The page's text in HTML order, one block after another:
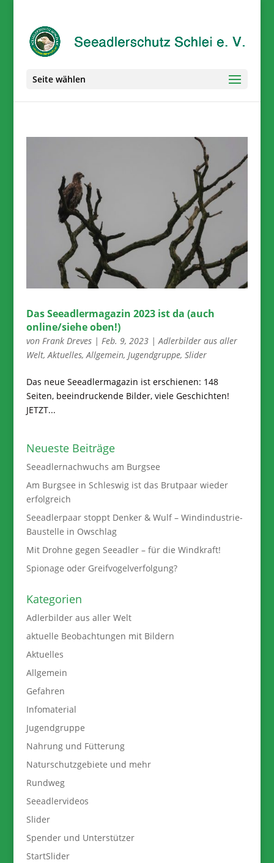
Seite wählen
Das Seeadlermagazin 2023 ist da (auch
online/siehe oben!)
von Frank Dreves| Feb. 9, 2023|Adlerbilder aus aller
Welt,Aktuelles,Allgemein, Jugendgruppe, Slider
Das neue Seeadlermagazin ist erschienen: 148
Seiten, beeindruckende Bilder, viele Geschichten!
JETZT...
Neueste Beiträge
Seeadlernachwuchs am Burgsee
Am Burgsee in Schleswig ist das Brutpaar wieder
erfolgreich
Seeadlerpaar stoppt Denker & Wulf – Windindustrie-
Baustelle in Owschlag
Mit Drohne gegen Seeadler – für die Windkraft!
Spionage oder Greifvogelverfolgung?
Kategorien
Adlerbilder aus aller Welt
aktuelle Beobachtungen mit Bildern
Aktuelles
Allgemein
Gefahren
Infomaterial
Jugendgruppe
Nahrung und Fütterung
Naturschutzgebiete und mehr
Rundweg
Seeadlervideos
Slider
Spender und Unterstützer
StartSlider